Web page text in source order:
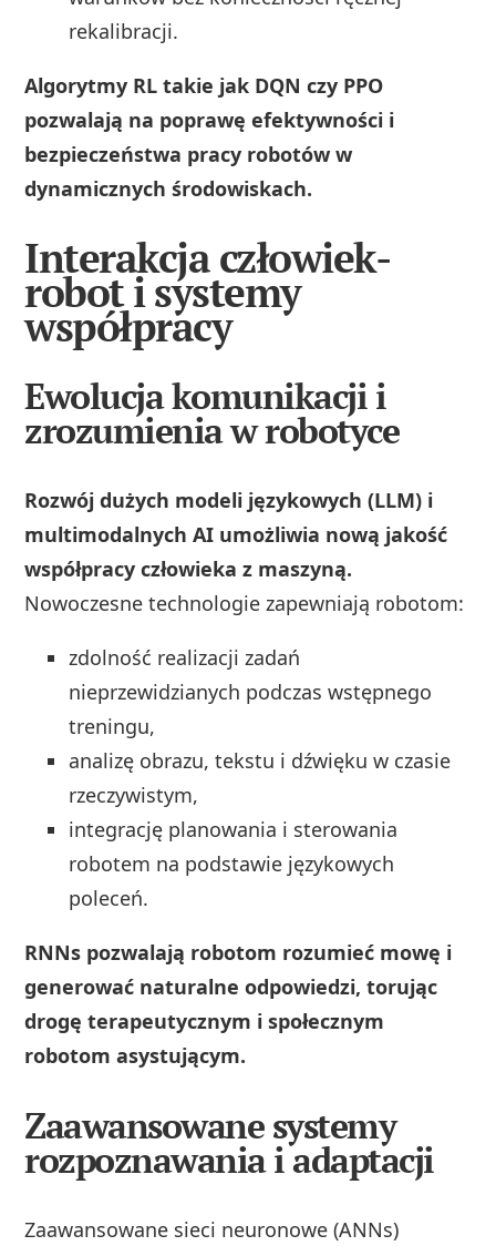
rekalibracji.
Algorytmy RL takie jak DQN czy PPO
pozwalają na poprawę efektywności i
bezpieczeństwa pracy robotów w
dynamicznych środowiskach.
Interakcja człowiek-
robot i systemy
współpracy
Ewolucja komunikacji i
zrozumienia w robotyce
Rozwój dużych modeli językowych (LLM) i
multimodalnych AI umożliwia nową jakość
współpracy człowieka z maszyną.
Nowoczesne technologie zapewniają robotom:
zdolność realizacji zadań
nieprzewidzianych podczas wstępnego
treningu,
analizę obrazu, tekstu i dźwięku w czasie
rzeczywistym,
integrację planowania i sterowania
robotem na podstawie językowych
poleceń.
RNNs pozwalają robotom rozumieć mowę i
generować naturalne odpowiedzi, torując
drogę terapeutycznym i społecznym
robotom asystującym.
Zaawansowane systemy
rozpoznawania i adaptacji
Zaawansowane sieci neuronowe (ANNs)